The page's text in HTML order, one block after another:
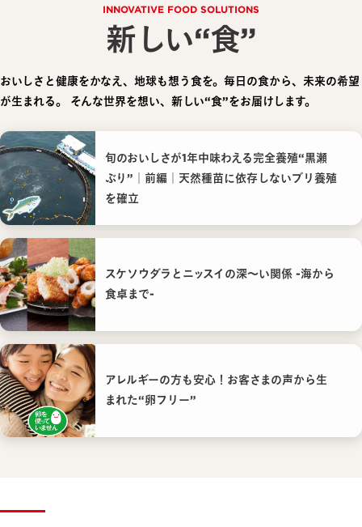
INNOVATIVE FOOD SOLUTIONS
新しい“食”
おいしさと健康をかなえ、地球も想う食を。毎日の食から、未来の希望
が生まれる。
そんな世界を想い、新しい“食”をお届けします。
旬のおいしさが1年中味わえる完全養殖“黒瀬
ぶり”｜前編｜天然種苗に依存しないブリ養殖
を確立
スケソウダラとニッスイの深〜い関係 -海から
食卓まで-
アレルギーの方も安心！お客さまの声から生
まれた“卵フリー”